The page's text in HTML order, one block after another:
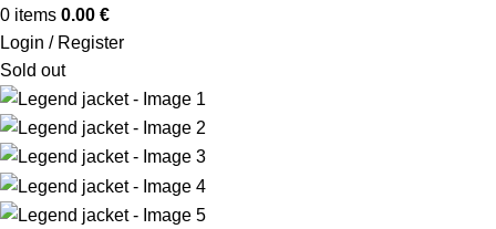
0 items 0.00 €
Login / Register
Sold out